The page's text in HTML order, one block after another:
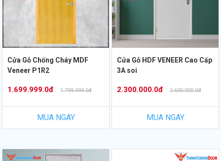
Cửa Gỗ Chống Cháy MDF
Veneer P1R2
1.699.999.0đ 1.799.999.0đ
MUA NGAY
Cửa Gỗ HDF VENEER Cao Cấp
3A soi
2.300.000.0đ 2.600.000.0đ
MUA NGAY